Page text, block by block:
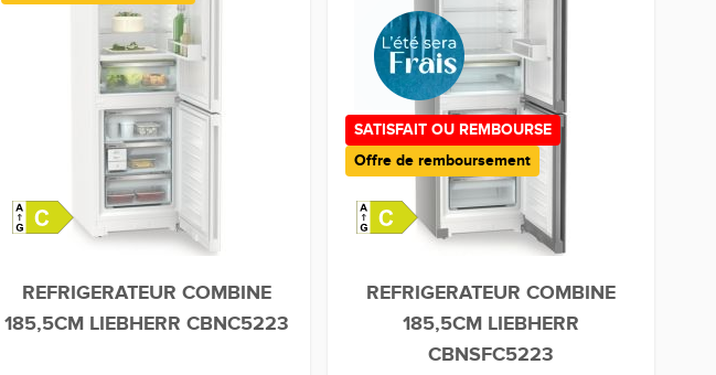
REFRIGERATEUR COMBINE
185,5CM LIEBHERR CBNC5223
SATISFAIT OU REMBOURSE
Offre de remboursement
REFRIGERATEUR COMBINE
185,5CM LIEBHERR
CBNSFC5223